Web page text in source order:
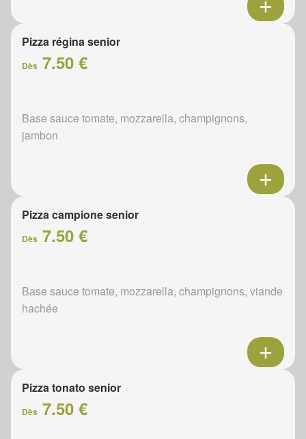
Pizza régina senior
Dès 7.50 €
Base sauce tomate, mozzarella, champignons,
jambon
Pizza campione senior
Dès 7.50 €
Base sauce tomate, mozzarella, champignons, viande
hachée
Pizza tonato senior
Dès 7.50 €